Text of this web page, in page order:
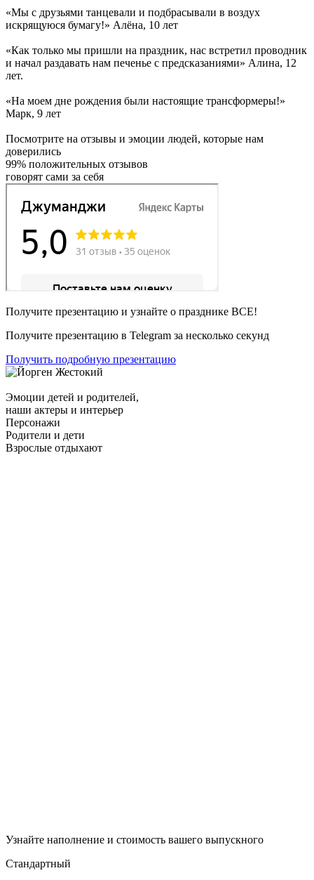
«Мы с друзьями танцевали и подбрасывали в воздух
искрящуюся бумагу!» Алёна, 10 лет
«Как только мы пришли на праздник, нас встретил проводник
и начал раздавать нам печенье с предсказаниями» Алина, 12
лет.
«На моем дне рождения были настоящие трансформеры!»
Марк, 9 лет
Посмотрите на отзывы и эмоции людей, которые нам
доверились
99% положительных отзывов
говорят сами за себя
Получите презентацию и узнайте о празднике ВСЕ!
Получите презентацию в Telegram за несколько секунд
Получить подробную презентацию
Эмоции детей и родителей,
наши актеры и интерьер
Персонажи
Родители и дети
Взрослые отдыхают
Узнайте наполнение и стоимость вашего выпускного
Стандартный